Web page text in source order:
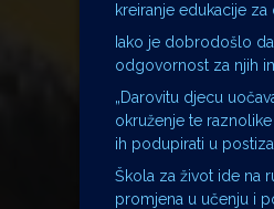
kreiranje edukacije
Iako je dobrodošlo
odgovornost za njih
„Darovitu djecu
okruženje te
ih podupirati u
Škola za život ide na
promjena u učenju i